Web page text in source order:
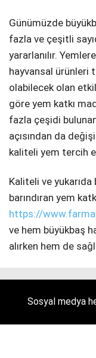
Günümüzde
fazla ve çeşitli
yararlanılır.
hayvansal ürünleri
olabilecek olan
göre yem katkı
fazla çeşidi
açısından da
kaliteli yem tercih
Kaliteli ve
barındıran yem
https://
ve hem büyükbaş
alırken hem de
Sosyal medya